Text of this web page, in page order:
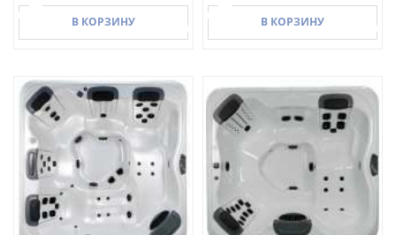
В КОРЗИНУ
В КОРЗИНУ
В КОРЗИНУ
В КОРЗИНУ